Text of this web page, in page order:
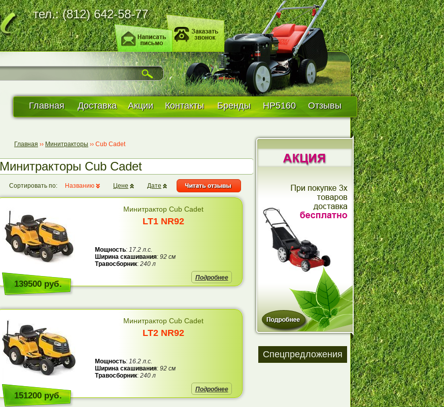
тел.: (812) 642-58-77
Главная Доставка Акции Контакты Бренды HP5160 Отзывы
Спецпредложения
Главная ›› Минитракторы ›› Cub Cadet
Минитракторы Cub Cadet
Сортировать по: Названию Цене Дате
Минитрактор Cub Cadet
LT1 NR92
139500 руб.
Подробнее
Мощность: 17.2 л.с.
Ширина скашивания: 92 см
Травосборник: 240 л
Минитрактор Cub Cadet
LT2 NR92
151200 руб.
Подробнее
Мощность: 16.2 л.с.
Ширина скашивания: 92 см
Травосборник: 240 л